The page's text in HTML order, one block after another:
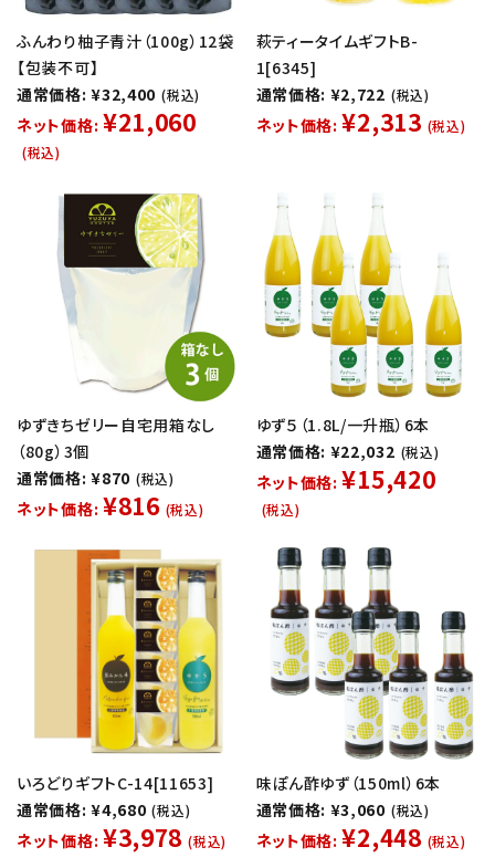
ふんわり柚子青汁（100g）12袋
【包装不可】
通常価格: ¥32,400 (税込)
ネット価格: ¥21,060
(税込)
萩ティータイムギフトB-
1[6345]
通常価格: ¥2,722 (税込)
ネット価格: ¥2,313 (税込)
ゆずきちゼリー自宅用箱なし
（80g）3個
通常価格: ¥870 (税込)
ネット価格: ¥816 (税込)
ゆず５（1.8L/一升瓶）6本
通常価格: ¥22,032 (税込)
ネット価格: ¥15,420
(税込)
いろどりギフトC-14[11653]
通常価格: ¥4,680 (税込)
ネット価格: ¥3,978 (税込)
味ぽん酢ゆず（150ml）6本
通常価格: ¥3,060 (税込)
ネット価格: ¥2,448 (税込)